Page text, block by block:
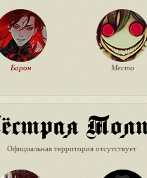
Барон Место
Официальная территория отсутствует